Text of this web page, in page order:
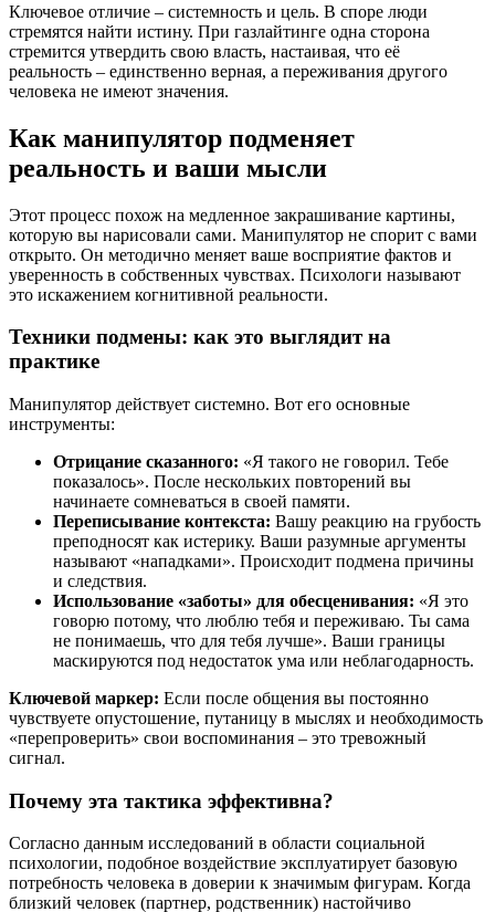
Ключевое отличие – системность и цель. В споре люди
стремятся найти истину. При газлайтинге одна сторона
стремится утвердить свою власть, настаивая, что её
реальность – единственно верная, а переживания другого
человека не имеют значения.
Как манипулятор подменяет
реальность и ваши мысли
Этот процесс похож на медленное закрашивание картины,
которую вы нарисовали сами. Манипулятор не спорит с вами
открыто. Он методично меняет ваше восприятие фактов и
уверенность в собственных чувствах. Психологи называют
это искажением когнитивной реальности.
Техники подмены: как это выглядит на
практике
Манипулятор действует системно. Вот его основные
инструменты:
Отрицание сказанного: «Я такого не говорил. Тебе
показалось». После нескольких повторений вы
начинаете сомневаться в своей памяти.
Переписывание контекста: Вашу реакцию на грубость
преподносят как истерику. Ваши разумные аргументы
называют «нападками». Происходит подмена причины
и следствия.
Использование «заботы» для обесценивания: «Я это
говорю потому, что люблю тебя и переживаю. Ты сама
не понимаешь, что для тебя лучше». Ваши границы
маскируются под недостаток ума или неблагодарность.
Ключевой маркер: Если после общения вы постоянно
чувствуете опустошение, путаницу в мыслях и необходимость
«перепроверить» свои воспоминания – это тревожный
сигнал.
Почему эта тактика эффективна?
Согласно данным исследований в области социальной
психологии, подобное воздействие эксплуатирует базовую
потребность человека в доверии к значимым фигурам. Когда
близкий человек (партнер, родственник) настойчиво